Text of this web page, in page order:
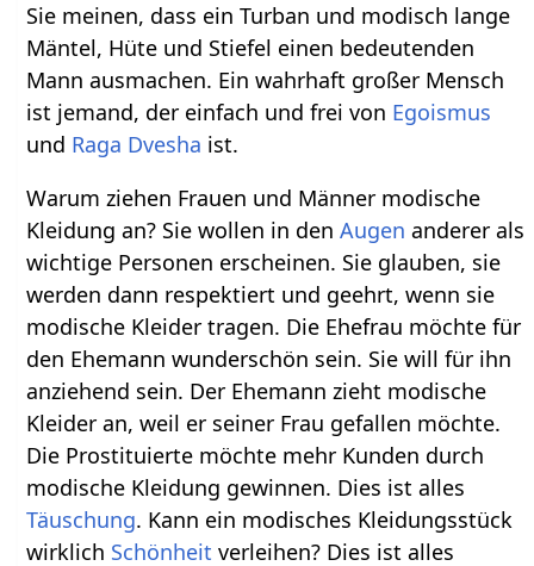
Sie meinen, dass ein Turban und modisch lange
Mäntel, Hüte und Stiefel einen bedeutenden
Mann ausmachen. Ein wahrhaft großer Mensch
ist jemand, der einfach und frei von Egoismus
und Raga Dvesha ist.
Warum ziehen Frauen und Männer modische
Kleidung an? Sie wollen in denAugen anderer als
wichtige Personen erscheinen. Sie glauben, sie
werden dann respektiert und geehrt, wenn sie
modische Kleider tragen. Die Ehefrau möchte für
den Ehemann wunderschön sein. Sie will für ihn
anziehend sein. Der Ehemann zieht modische
Kleider an, weil er seiner Frau gefallen möchte.
Die Prostituierte möchte mehr Kunden durch
modische Kleidung gewinnen. Dies ist alles
Täuschung. Kann ein modisches Kleidungsstück
wirklich Schönheit verleihen? Dies ist alles